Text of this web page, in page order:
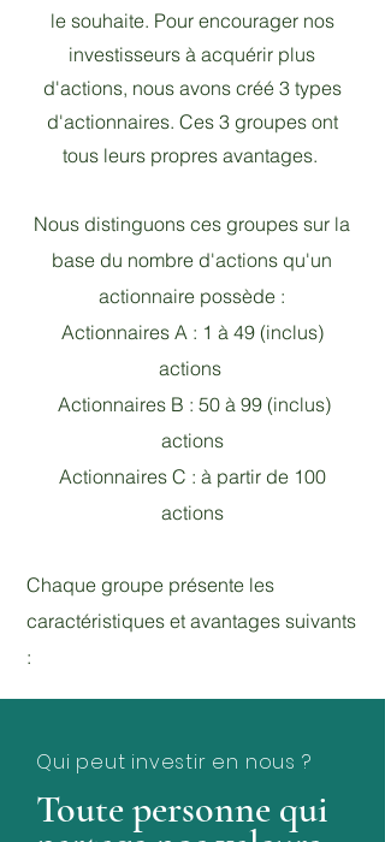
le souhaite. Pour encourager nos
investisseurs à acquérir plus
d'actions, nous avons créé 3 types
d'actionnaires. Ces 3 groupes ont
tous leurs propres avantages.
Nous distinguons ces groupes sur la
base du nombre d'actions qu'un
actionnaire possède :
Actionnaires A : 1 à 49 (inclus)
actions
Actionnaires B : 50 à 99 (inclus)
actions
Actionnaires C : à partir de 100
actions
Chaque groupe présente les
caractéristiques et avantages suivants
:
Qui peut investir en nous ?
Toute personne qui